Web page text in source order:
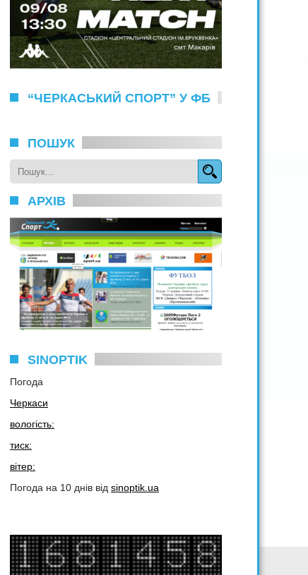
“ЧЕРКАСЬКИЙ СПОРТ” У ФБ
ПОШУК
АРХІВ
SINOPTIK
Погода
Черкаси
вологість:
тиск:
вітер:
Погода на 10 днів від sinoptik.ua